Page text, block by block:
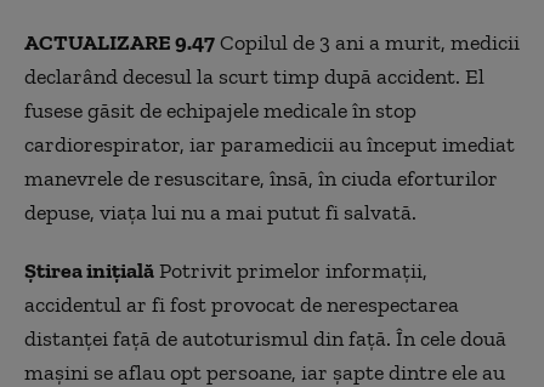
ACTUALIZARE 9.47Copilul de 3 ani a murit, medicii
declarând decesul la scurt timp după accident. El
fusese găsit de echipajele medicale în stop
cardiorespirator, iar paramedicii au început imediat
manevrele de resuscitare, însă, în ciuda eforturilor
depuse, viața lui nu a mai putut fi salvată.
Știrea inițialăPotrivit primelor informații,
accidentul ar fi fost provocat de nerespectarea
distanței față de autoturismul din față. În cele două
mașini se aflau opt persoane, iar șapte dintre ele au